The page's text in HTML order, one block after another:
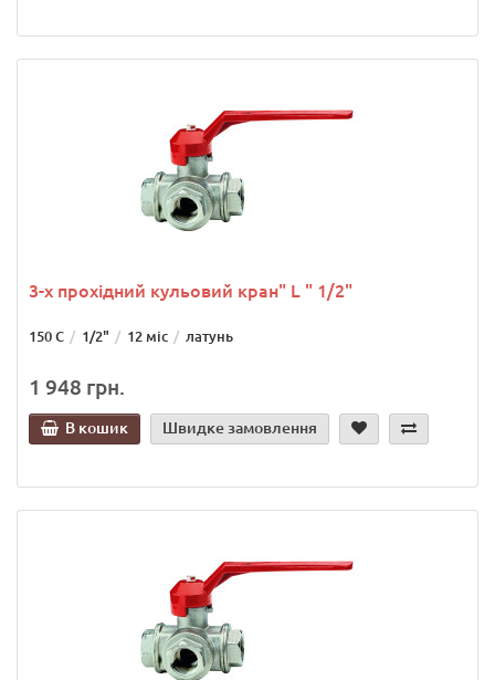
3-х прохідний кульовий кран" L " 1/2"
150 С 1/2" 12 міс латунь
1 948 грн.
В кошик Швидке замовлення